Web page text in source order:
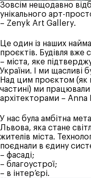
Зовсім нещодавно
унікального арт-
– Zenyk Art Gallery.
Це один із наших
проєктів. Будівля
– міста, яке
України. І ми щасливі
Над цим проєктом (як
частині) ми
архітекторами – Anna
У нас була амбітна
Львова, яка стане
жителів міста.
поєднали в єдину
– фасаді;
– благоустрої;
– в інтер’єрі.